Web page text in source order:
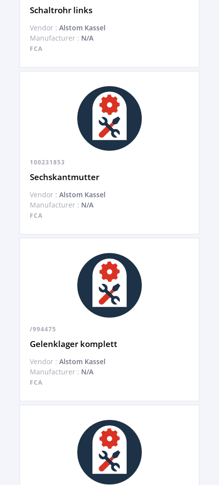
Schaltrohr links
Vendor : Alstom Kassel
Manufacturer : N/A
FCA
100231853
Sechskantmutter
Vendor : Alstom Kassel
Manufacturer : N/A
FCA
/994475
Gelenklager komplett
Vendor : Alstom Kassel
Manufacturer : N/A
FCA